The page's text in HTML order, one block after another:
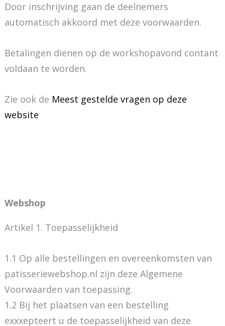
Door inschrijving gaan de deelnemers
automatisch akkoord met deze voorwaarden.
Betalingen dienen op de workshopavond contant
voldaan te worden.
Zie ook de Meest gestelde vragen op deze
website
Webshop
Artikel 1. Toepasselijkheid
1.1 Op alle bestellingen en overeenkomsten van
patisseriewebshop.nl zijn deze Algemene
Voorwaarden van toepassing.
1.2 Bij het plaatsen van een bestelling
exxxepteert u de toepasselijkheid van deze